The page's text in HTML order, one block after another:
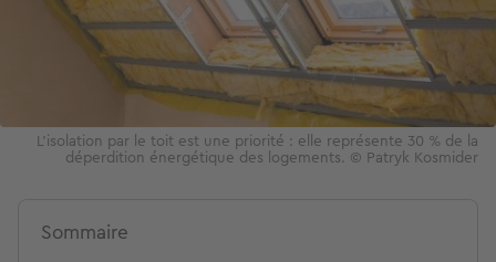
L'isolation par le toit est une priorité : elle représente 30 % de la
déperdition énergétique des logements. © Patryk Kosmider
Sommaire